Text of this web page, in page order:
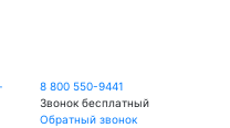
8 800 550-9441
Звонок бесплатный
Обратный звонок